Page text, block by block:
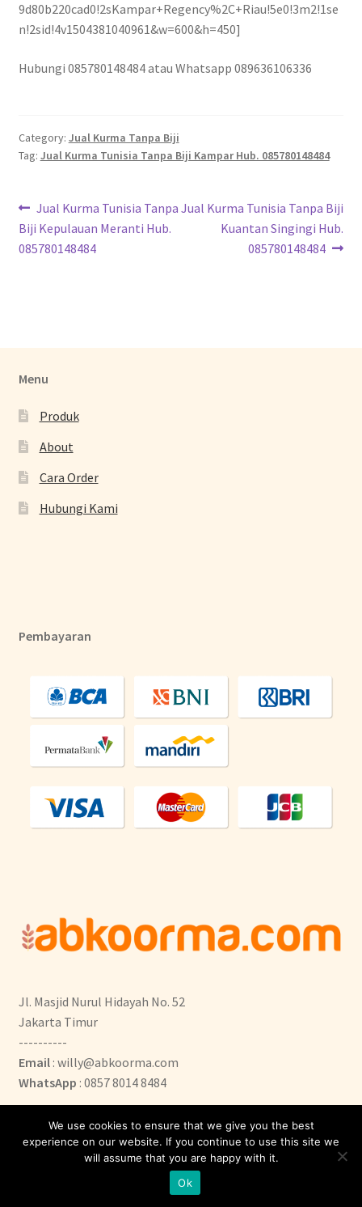
9d80b220cad0!2sKampar+Regency%2C+Riau!5e0!3m2!1se
n!2sid!4v1504381040961&w=600&h=450]
Hubungi 085780148484 atau Whatsapp 089636106336
Category: Jual Kurma Tanpa Biji
Tag: Jual Kurma Tunisia Tanpa Biji Kampar Hub. 085780148484
Jual Kurma Tunisia Tanpa
Biji Kepulauan Meranti Hub.
085780148484
Jual Kurma Tunisia Tanpa Biji
Kuantan Singingi Hub.
085780148484
Menu
Produk
About
Cara Order
Hubungi Kami
Pembayaran
Jl. Masjid Nurul Hidayah No. 52
Jakarta Timur
----------
Email : willy@abkoorma.com
WhatsApp : 0857 8014 8484
We use cookies to ensure that we give you the best
experience on our website. If you continue to use this site we
will assume that you are happy with it.
Ok